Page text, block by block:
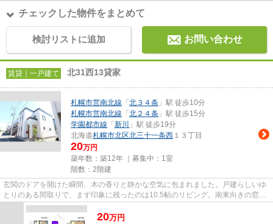
チェックした物件をまとめて
検討リストに追加 お問い合わせ
賃貸｜一戸建て 北31西13貸家
札幌市営南北線 「 北３４条 」駅 徒歩10分
札幌市営南北線 「 北２４条 」駅 徒歩15分
学園都市線 「 新川
」駅 徒歩19分
北海道札幌市北区北三十一条西 １３丁目
20万円
築年数：築12年 ｜募集中： 1室
階数：2階建
玄関のドアを開けた瞬間、木の香りと静かな空気に包まれました。戸建らしいゆ
とりのある間取りで、まず印象に残ったのは10.5帖のリビング。南東向きの窓か
ら朝の光がしっかりと入り、...
20万円